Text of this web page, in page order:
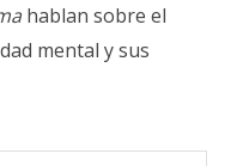
hablan sobre el
mental y sus